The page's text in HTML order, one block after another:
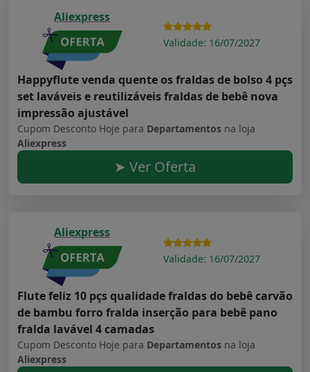
Aliexpress
Validade: 16/07/2027
Happyflute venda quente os fraldas de bolso 4 pçs
set laváveis e reutilizáveis fraldas de bebê nova
impressão ajustável
Cupom Desconto Hoje para Departamentos na loja
Aliexpress
➤ Ver Oferta
Aliexpress
Validade: 16/07/2027
Flute feliz 10 pçs qualidade fraldas do bebê carvão
de bambu forro fralda inserção para bebê pano
fralda lavável 4 camadas
Cupom Desconto Hoje para Departamentos na loja
Aliexpress